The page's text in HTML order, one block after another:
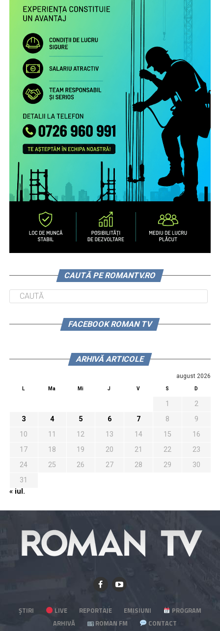
CAUTĂ PE ROMANTV.RO
FACEBOOK ROMAN TV
ARHIVĂ ARTICOLE
august 2026
L Ma Mi J V S D
1
2
3
4 5 6 7 8
9
10
11 12 13 14 15
16
17
18 19 20 21 22
23
24
25 26 27 28 29
30
31
« iul.
ȘTIRI LIVE REPORTAJE EMISIUNI
PROGRAM
ARHIVĂ
ROMAN FM CONTACT